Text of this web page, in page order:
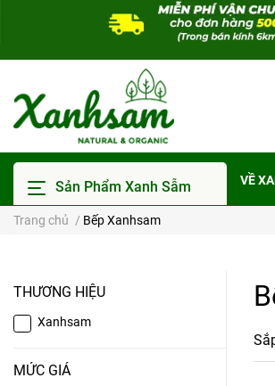
Sản Phẩm Xanh Sẫm VỀ
Trang chủ / Bếp Xanhsam
THƯƠNG HIỆU
Xanhsam
MỨC GIÁ